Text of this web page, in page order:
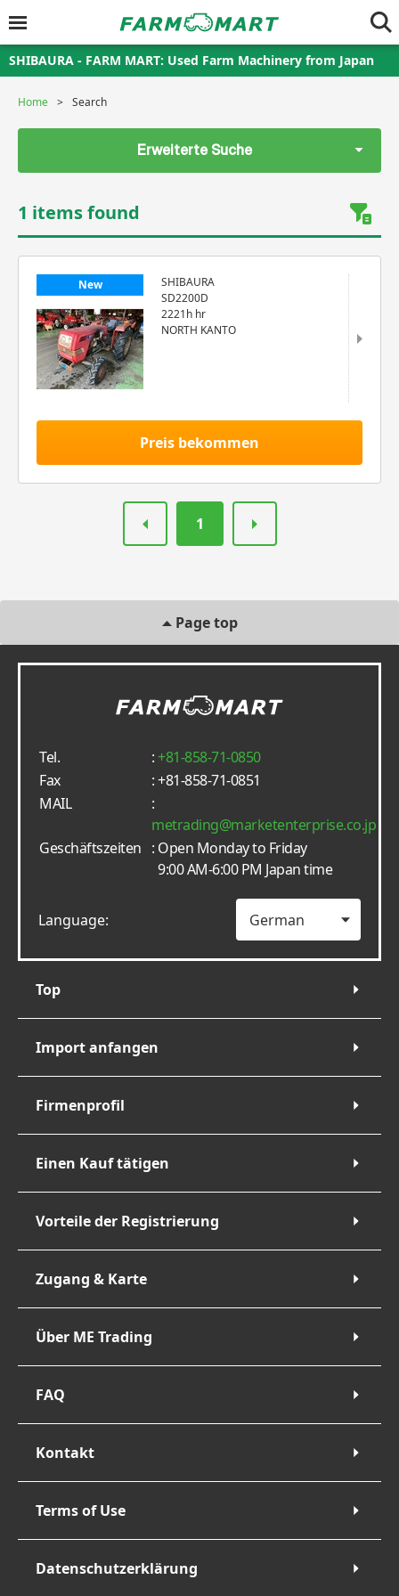
SHIBAURA - FARM MART: Used Farm Machinery from Japan
Home Search
Erweiterte Suche
1 items found
New
SHIBAURA
SD2200D
2221h hr
NORTH KANTO
Preis bekommen
1
Page top
Tel. :+81-858-71-0850
Fax
: +81-858-71-0851
MAIL
:
metrading
marketenterprise.co.jp
Geschäftszeiten : Open Monday to Friday
9:00 AM-6:00 PM Japan time
Language:
Top
Import anfangen
Firmenprofil
Einen Kauf tätigen
Vorteile der Registrierung
Zugang & Karte
Über ME Trading
FAQ
Kontakt
Terms of Use
Datenschutzerklärung